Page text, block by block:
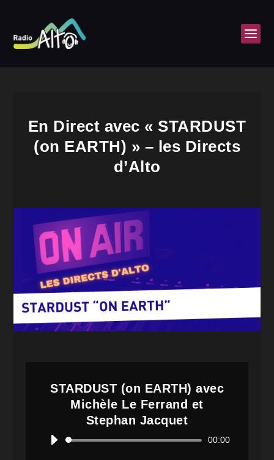
En Direct avec « STARDUST
(on EARTH) » – les Directs
d’Alto
STARDUST (on EARTH) avec
Michèle Le Ferrand et
Stephan Jacquet
Lecteur
00:00